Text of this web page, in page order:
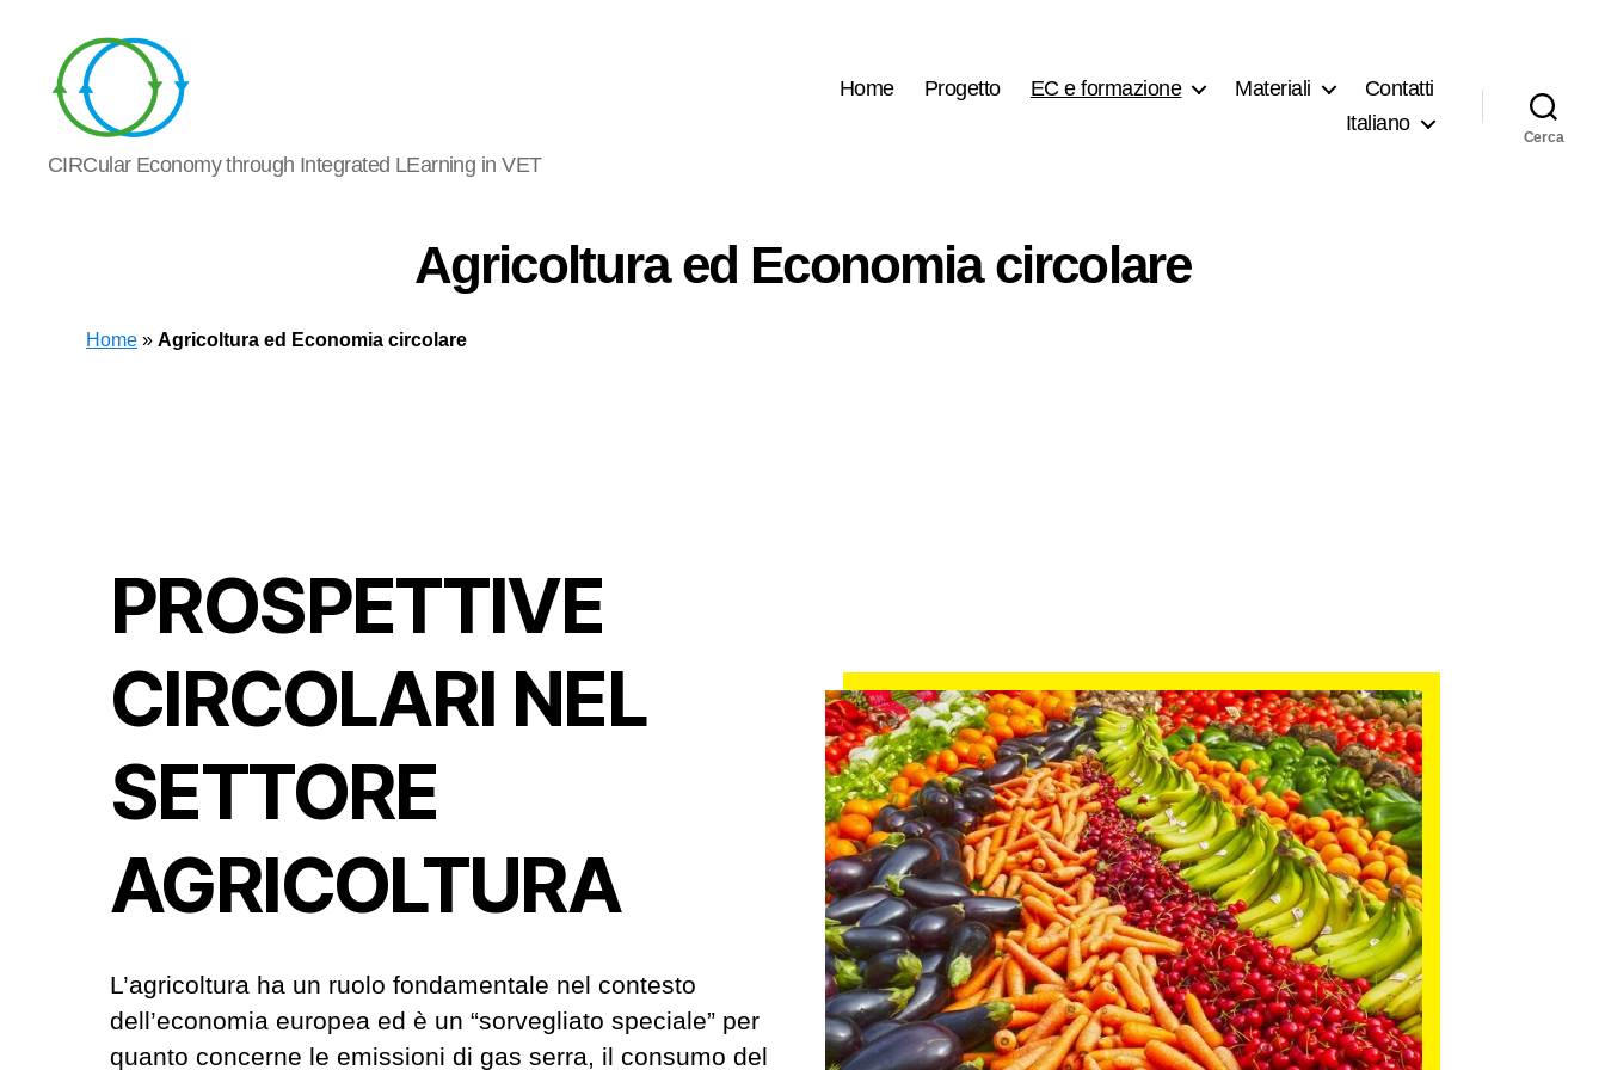
Circle
Learning
CIRCular Economy through Integrated LEarning in VET
Home Progetto EC e formazione Materiali
Contatti
Italiano
Cerca
Agricoltura ed Economia circolare
Home » Agricoltura ed Economia circolare
PROSPETTIVE
CIRCOLARI NEL
SETTORE
AGRICOLTURA
L’agricoltura ha un ruolo fondamentale nel contesto
dell’economia europea ed è un “sorvegliato speciale” per
quanto concerne le emissioni di gas serra, il consumo del